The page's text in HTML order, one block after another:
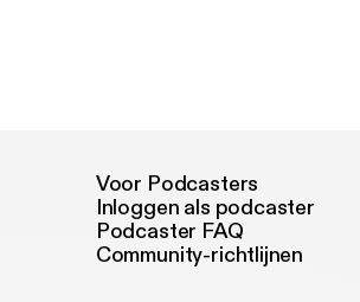
Voor Podcasters
Inloggen als podcaster
Podcaster FAQ
Community-richtlijnen